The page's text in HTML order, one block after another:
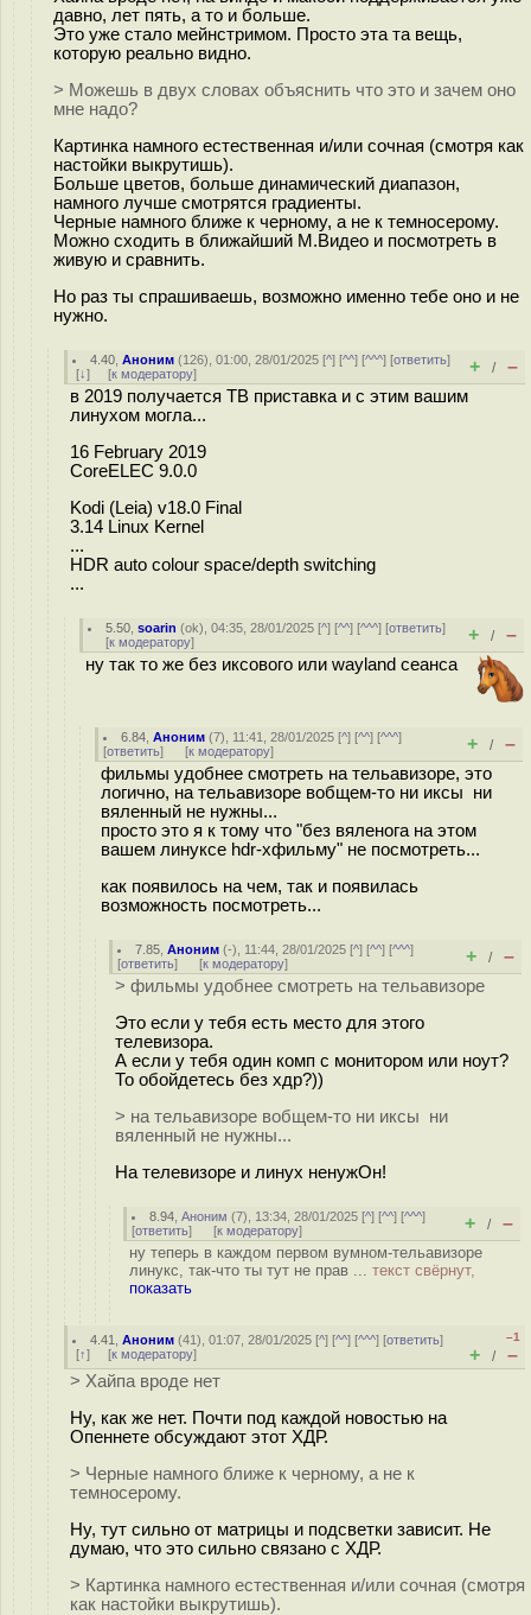
давно, лет пять, а то и больше.
Это уже стало мейнстримом. Просто эта та вещь,
которую реально видно.
> Можешь в двух словах объяснить что это и зачем оно
мне надо?
Картинка намного естественная и/или сочная (смотря как
настойки выкрутишь).
Больше цветов, больше динамический диапазон,
намного лучше смотрятся градиенты.
Черные намного ближе к черному, а не к темносерому.
Можно сходить в ближайший М.Видео и посмотреть в
живую и сравнить.
Но раз ты спрашиваешь, возможно именно тебе оно и не
нужно.
4.40 ,Аноним (126), 01:00, 28/01/2025 [^] [^^] [^^^] [ответить]
[↓] [к модератору] + / –
в 2019 получается ТВ приставка и с этим вашим
линухом могла...
16 February 2019
CoreELEC 9.0.0
Kodi (Leia) v18.0 Final
3.14 Linux Kernel
...
HDR auto colour space/depth switching
...
5.50 ,soarin (ok), 04:35, 28/01/2025 [^] [^^] [^^^] [ответить]
[к модератору] + / –
ну так то же без иксового или wayland сеанса
6.84 ,Аноним (7), 11:41, 28/01/2025 [^] [^^] [^^^]
[ответить] [к модератору] + / –
фильмы удобнее смотреть на тельавизоре, это
логично, на тельавизоре вобщем-то ни иксы ни
вяленный не нужны...
просто это я к тому что "без вяленога на этом
вашем линуксе hdr-хфильму" не посмотреть...
как появилось на чем, так и появилась
возможность посмотреть...
7.85 ,Аноним (-), 11:44, 28/01/2025 [^] [^^] [^^^]
[ответить] [к модератору] + / –
> фильмы удобнее смотреть на тельавизоре
Это если у тебя есть место для этого
телевизора.
А если у тебя один комп с монитором или ноут?
То обойдетесь без хдр?))
> на тельавизоре вобщем-то ни иксы ни
вяленный не нужны...
На телевизоре и линух ненужОн!
8.94 ,Аноним (7), 13:34, 28/01/2025 [^] [^^] [^^^]
[ответить] [к модератору] + / –
ну теперь в каждом первом вумном-тельавизоре
линукс, так-что ты тут не прав ... текст свёрнут,
показать
4.41 ,Аноним (41), 01:07, 28/01/2025 [^] [^^] [^^^] [ответить]
[↑] [к модератору]
–1
+ / –
> Хайпа вроде нет
Ну, как же нет. Почти под каждой новостью на
Опеннете обсуждают этот ХДР.
> Черные намного ближе к черному, а не к
темносерому.
Ну, тут сильно от матрицы и подсветки зависит. Не
думаю, что это сильно связано с ХДР.
> Картинка намного естественная и/или сочная (смотря
как настойки выкрутишь).